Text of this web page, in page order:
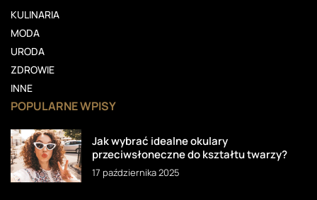
KULINARIA
MODA
URODA
ZDROWIE
INNE
POPULARNE WPISY
Jak wybrać idealne okulary
przeciwsłoneczne do kształtu twarzy?
17 października 2025